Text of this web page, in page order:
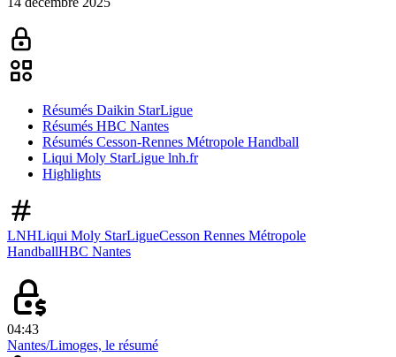
Résumés Daikin StarLigue
Résumés HBC Nantes
Résumés Cesson-Rennes Métropole Handball
Liqui Moly StarLigue lnh.fr
Highlights
LNHLiqui Moly StarLigueCesson Rennes Métropole
HandballHBC Nantes
04:43
Nantes/Limoges, le résumé